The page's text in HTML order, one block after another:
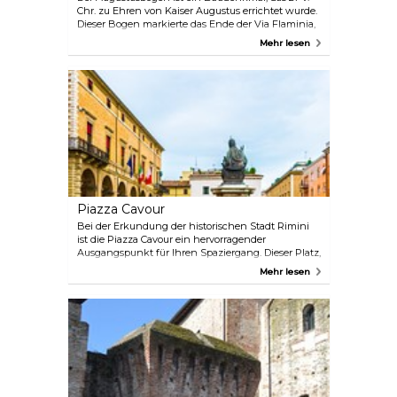
Chr. zu Ehren von Kaiser Augustus errichtet wurde.
Dieser Bogen markierte das Ende der Via Flaminia,
die die Städte der Romagna mit Rom verband, und
Augustusbogen ist der älteste erhaltene römische
Bogen und hat ein einziges, fast 10 Meter hohes
Tor.
Mehr lesen
Piazza Cavour
Bei der Erkundung der historischen Stadt Rimini
ist die Piazza Cavour ein hervorragender
Ausgangspunkt für Ihren Spaziergang. Dieser Platz,
der einst ein belebter Marktplatz war, hat sich zu
Vielzahl von Bars und Geschäften. Entlang einer
Seite des Platzes befinden sich einige
bemerkenswerte historische Gebäude, darunter
Palazzo Garampi, Palazzo Arengo und Palazzo
Podestà. Das Herzstück des Platzes ist die Fontana
della Pigna, die in ihrer heutigen Form ein Zeugnis
für die lange Geschichte dieses Ortes ist, da sie auf
Mehr lesen